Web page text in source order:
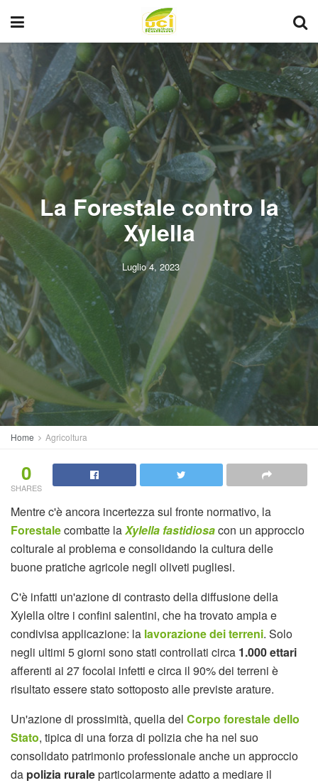
La Forestale contro la
Xylella
Luglio 4, 2023
Home Agricoltura
0
SHARES
Mentre c'è ancora incertezza sul fronte normativo, la
Forestalecombatte laXylella fastidiosacon un approccio
colturale al problema e consolidando la cultura delle
buone pratiche agricole negli oliveti pugliesi.
C'è infatti un'azione di contrasto della diffusione della
Xylella oltre i confini salentini, che ha trovato ampia e
condivisa applicazione: la lavorazione dei terreni. Solo
negli ultimi 5 giorni sono stati controllati circa 1.000 ettari
afferenti ai 27 focolai infetti e circa il 90% dei terreni è
risultato essere stato sottoposto alle previste arature.
Un'azione di prossimità, quella del Corpo forestale dello
Stato, tipica di una forza di polizia che ha nel suo
consolidato patrimonio professionale anche un approccio
da polizia ruraleparticolarmente adatto a mediare il